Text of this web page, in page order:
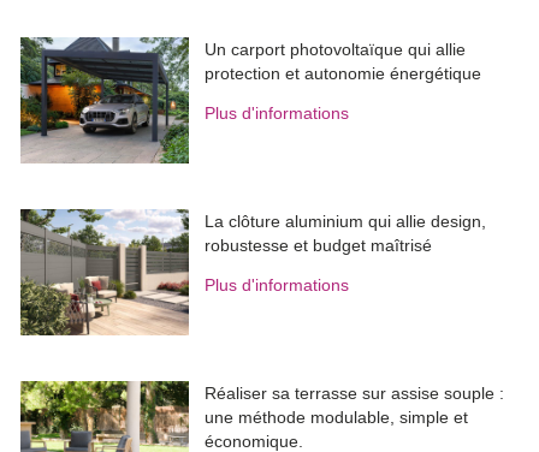
Un carport photovoltaïque qui allie
protection et autonomie énergétique
Plus d'informations
La clôture aluminium qui allie design,
robustesse et budget maîtrisé
Plus d'informations
Réaliser sa terrasse sur assise souple :
une méthode modulable, simple et
économique.